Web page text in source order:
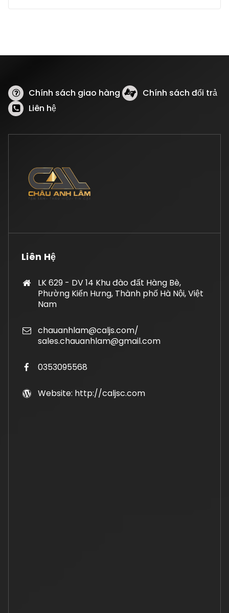
Chính sách giao hàng
Chính sách đổi trả
Liên hệ
Liên Hệ
LK 629 - DV 14 Khu đào đất Hàng Bè,
Phường Kiến Hưng, Thành phố Hà Nội, Việt
Nam
chauanhlam@caljs.com/
sales.chauanhlam@gmail.com
0353095568
Website: http://caljsc.com